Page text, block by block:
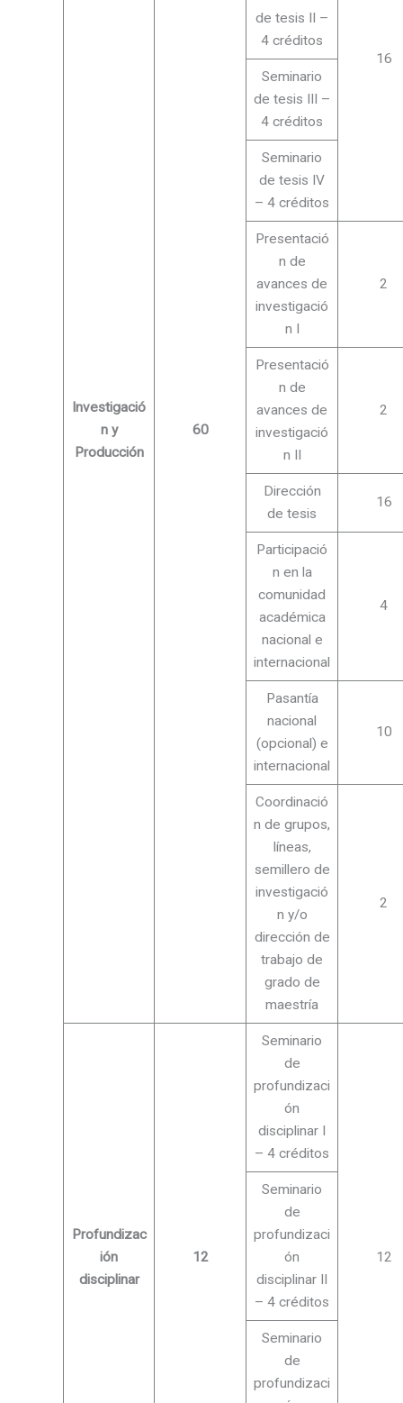
Investigació
n y
Producción
60
16
de tesis II –
4 créditos
Seminario
de tesis III –
4 créditos
Seminario
de tesis IV
– 4 créditos
Presentació
n de
avances de
investigació
n I
2
Presentació
n de
avances de
investigació
n II
2
Dirección
de tesis
16
Participació
n en la
comunidad
académica
nacional e
internacional
4
Pasantía
nacional
(opcional) e
internacional
10
Coordinació
n de grupos,
líneas,
semillero de
investigació
n y/o
dirección de
trabajo de
grado de
maestría
2
Profundizac
ión
disciplinar
12
Seminario
de
profundizaci
ón
disciplinar I
– 4 créditos
12
Seminario
de
profundizaci
ón
disciplinar II
– 4 créditos
Seminario
de
profundizaci